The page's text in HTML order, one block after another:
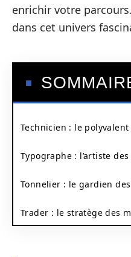
enrichir votre
dans cet univers
Technicien : le
Typographe : l’artiste des
Tonnelier : le gardien
Trader : le stratège des